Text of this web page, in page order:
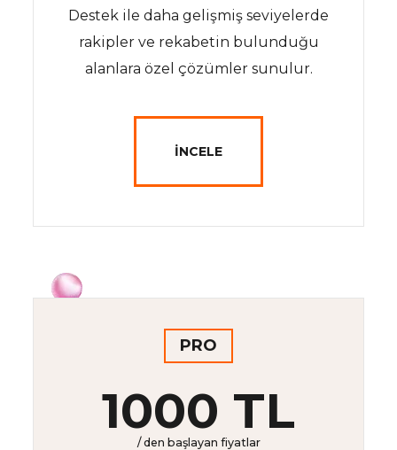
Destek ile daha gelişmiş seviyelerde
rakipler ve rekabetin bulunduğu
alanlara özel çözümler sunulur.
İNCELE
PRO
1000 TL
/ den başlayan fiyatlar